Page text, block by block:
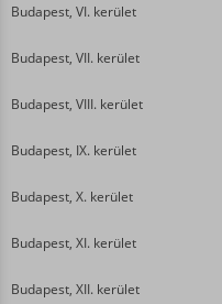
Budapest, VI. kerület
Budapest, VII. kerület
Budapest, VIII. kerület
Budapest, IX. kerület
Budapest, X. kerület
Budapest, XI. kerület
Budapest, XII. kerület